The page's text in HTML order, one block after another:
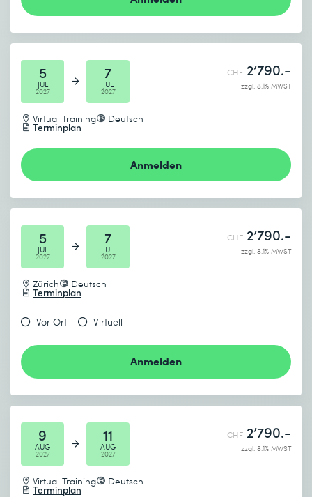
5
JUL
2027
7
JUL
2027
Virtual Training Deutsch
Terminplan
CHF 2’790.-
zzgl. 8.1% MWST
Anmelden
5
JUL
2027
7
JUL
2027
Zürich Deutsch
Terminplan
CHF 2’790.-
zzgl. 8.1% MWST
Vor Ort Virtuell
Anmelden
9
AUG
2027
11
AUG
2027
Virtual Training Deutsch
Terminplan
CHF 2’790.-
zzgl. 8.1% MWST